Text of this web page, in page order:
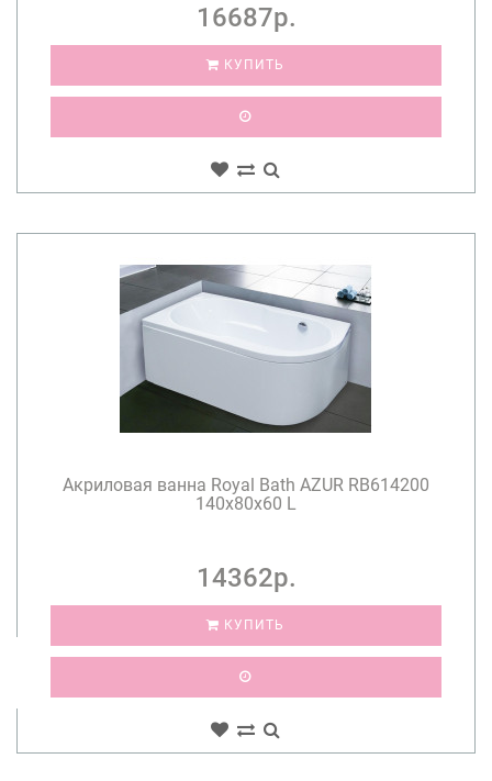
16687р.
КУПИТЬ
Акриловая ванна Royal Bath AZUR RB614200
140x80x60 L
14362р.
КУПИТЬ